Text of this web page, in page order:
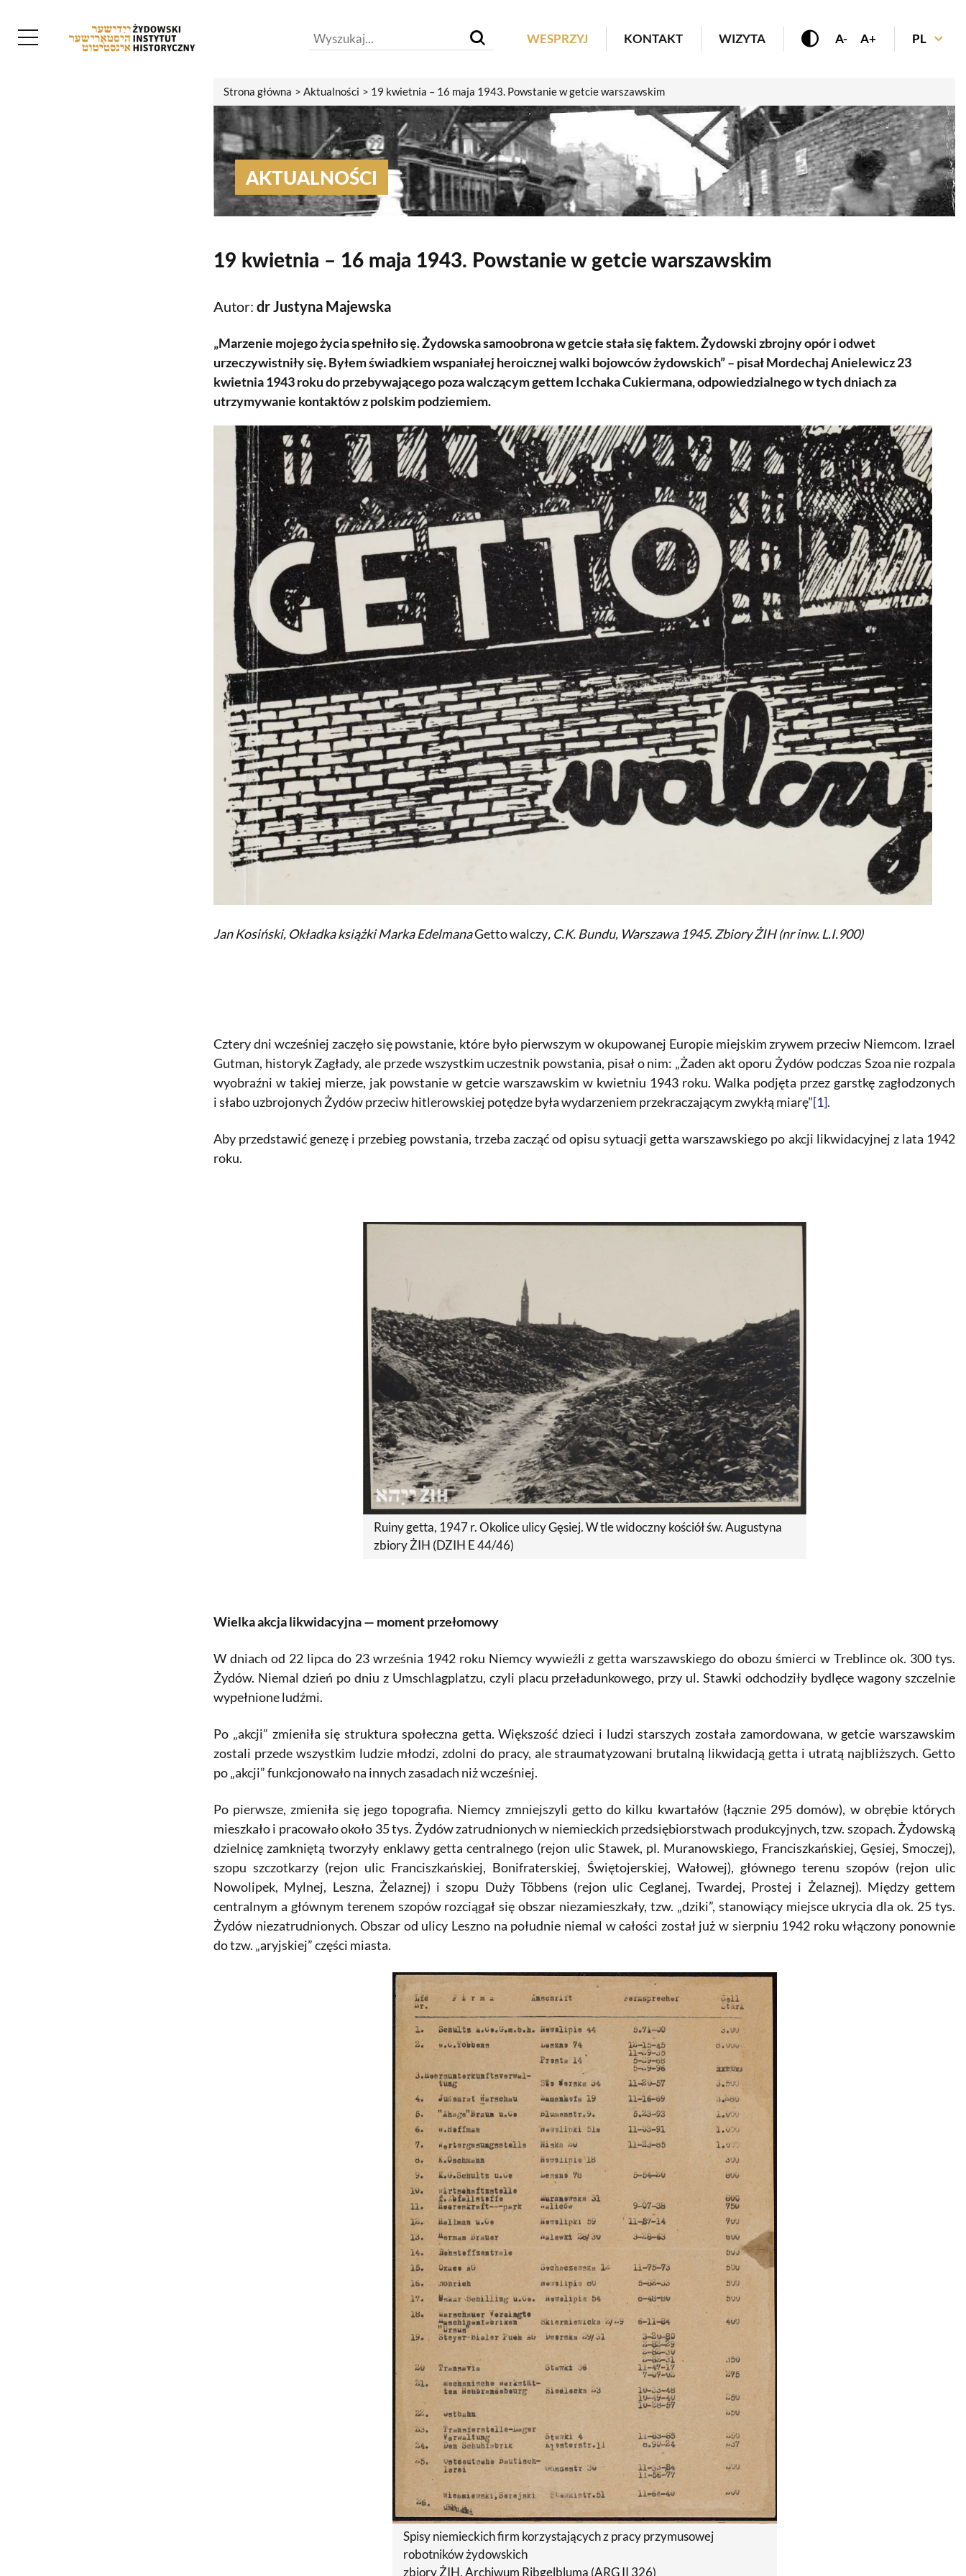
Header Menu
WESPRZYJ KONTAKT WIZYTA A- A+ PL
Strona główna Aktualności 19 kwietnia – 16 maja 1943. Powstanie w getcie warszawskim
AKTUALNOŚCI
19 kwietnia – 16 maja 1943. Powstanie w getcie warszawskim
Autor: dr Justyna Majewska
„Marzenie mojego życia spełniło się. Żydowska samoobrona w getcie stała się faktem. Żydowski zbrojny opór i odwet
urzeczywistniły się. Byłem świadkiem wspaniałej heroicznej walki bojowców żydowskich” – pisał Mordechaj Anielewicz 23
kwietnia 1943 roku do przebywającego poza walczącym gettem Icchaka Cukiermana, odpowiedzialnego w tych dniach za
utrzymywanie kontaktów z polskim podziemiem.
Jan Kosiński, Okładka książki Marka EdelmanaGetto walczy, C.K. Bundu, Warszawa 1945. Zbiory ŻIH (nr inw. L.I.900)
Cztery dni wcześniej zaczęło się powstanie, które było pierwszym w okupowanej Europie miejskim zrywem przeciw Niemcom. Izrael
Gutman, historyk Zagłady, ale przede wszystkim uczestnik powstania, pisał o nim: „Żaden akt oporu Żydów podczas Szoa nie rozpala
wyobraźni w takiej mierze, jak powstanie w getcie warszawskim w kwietniu 1943 roku. Walka podjęta przez garstkę zagłodzonych
i słabo uzbrojonych Żydów przeciw hitlerowskiej potędze była wydarzeniem przekraczającym zwykłą miarę”[1].
Aby przedstawić genezę i przebieg powstania, trzeba zacząć od opisu sytuacji getta warszawskiego po akcji likwidacyjnej z lata 1942
roku.
Ruiny getta, 1947 r. Okolice ulicy Gęsiej. W tle widoczny kościół św. Augustyna
zbiory ŻIH (DZIH E 44/46)
Wielka akcja likwidacyjna — moment przełomowy
W dniach od 22 lipca do 23 września 1942 roku Niemcy wywieźli z getta warszawskiego do obozu śmierci w Treblince ok. 300 tys.
Żydów. Niemal dzień po dniu z Umschlagplatzu, czyli placu przeładunkowego, przy ul. Stawki odchodziły bydlęce wagony szczelnie
wypełnione ludźmi.
Po „akcji” zmieniła się struktura społeczna getta. Większość dzieci i ludzi starszych została zamordowana, w getcie warszawskim
zostali przede wszystkim ludzie młodzi, zdolni do pracy, ale straumatyzowani brutalną likwidacją getta i utratą najbliższych. Getto
po „akcji” funkcjonowało na innych zasadach niż wcześniej.
Po pierwsze, zmieniła się jego topografia. Niemcy zmniejszyli getto do kilku kwartałów (łącznie 295 domów), w obrębie których
mieszkało i pracowało około 35 tys. Żydów zatrudnionych w niemieckich przedsiębiorstwach produkcyjnych, tzw. szopach. Żydowską
dzielnicę zamkniętą tworzyły enklawy getta centralnego (rejon ulic Stawek, pl. Muranowskiego, Franciszkańskiej, Gęsiej, Smoczej),
szopu szczotkarzy (rejon ulic Franciszkańskiej, Bonifraterskiej, Świętojerskiej, Wałowej), głównego terenu szopów (rejon ulic
Nowolipek, Mylnej, Leszna, Żelaznej) i szopu Duży Többens (rejon ulic Ceglanej, Twardej, Prostej i Żelaznej). Między gettem
centralnym a głównym terenem szopów rozciągał się obszar niezamieszkały, tzw. „dziki”, stanowiący miejsce ukrycia dla ok. 25 tys.
Żydów niezatrudnionych. Obszar od ulicy Leszno na południe niemal w całości został już w sierpniu 1942 roku włączony ponownie
do tzw. „aryjskiej” części miasta.
Spisy niemieckich firm korzystających z pracy przymusowej
robotników żydowskich
zbiory ŻIH, Archiwum Ribgelbluma (ARG II 326)